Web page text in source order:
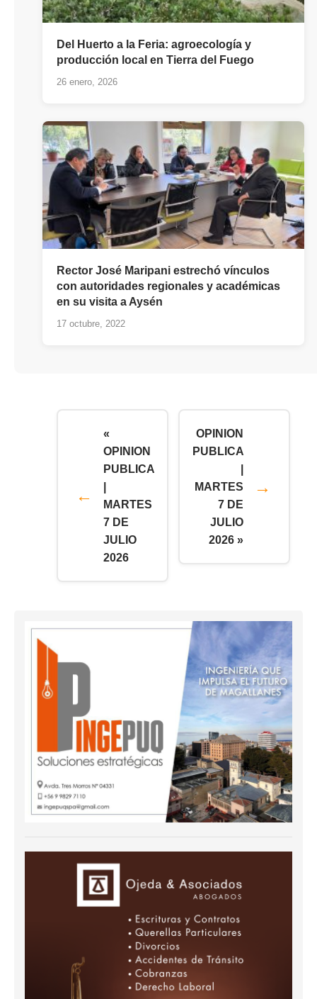
Del Huerto a la Feria: agroecología y
producción local en Tierra del Fuego
26 enero, 2026
Rector José Maripani estrechó vínculos
con autoridades regionales y académicas
en su visita a Aysén
17 octubre, 2022
«
OPINION
PUBLICA
MARTES
7 DE
JULIO
2026
OPINION
PUBLICA
MARTES
7 DE
JULIO
2026 »